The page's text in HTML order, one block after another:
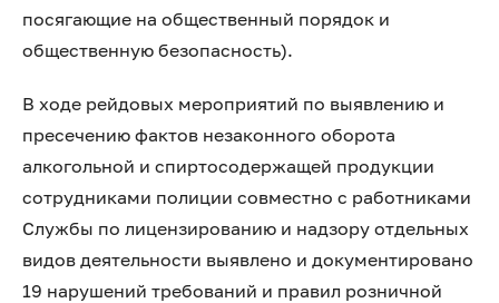
посягающие на общественный порядок и
общественную безопасность).
️В ходе рейдовых мероприятий по выявлению и
пресечению фактов незаконного оборота
алкогольной и спиртосодержащей продукции
сотрудниками полиции совместно с работниками
Службы по лицензированию и надзору отдельных
видов деятельности выявлено и документировано
19 нарушений требований и правил розничной